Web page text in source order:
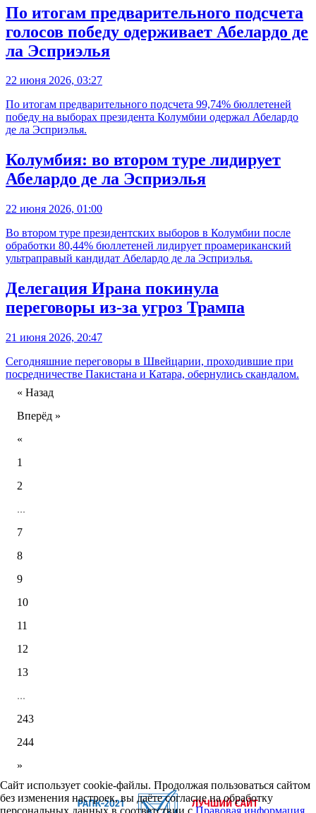
По итогам предварительного подсчета
голосов победу одерживает Абелардо де
ла Эсприэлья
22 июня 2026, 03:27
По итогам предварительного подсчета 99,74% бюллетеней
победу на выборах президента Колумбии одержал Абелардо
де ла Эсприэлья.
Колумбия: во втором туре лидирует
Абелардо де ла Эсприэлья
22 июня 2026, 01:00
Во втором туре президентских выборов в Колумбии после
обработки 80,44% бюллетеней лидирует проамериканский
ультраправый кандидат Абелардо де ла Эсприэлья.
Делегация Ирана покинула
переговоры из-за угроз Трампа
21 июня 2026, 20:47
Сегодняшние переговоры в Швейцарии, проходившие при
посредничестве Пакистана и Катара, обернулись скандалом.
« Назад
Вперёд »
«
1
2
...
7
8
9
10
11
12
13
...
243
244
»
Сайт использует cookie-файлы. Продолжая пользоваться сайтом
без изменения настроек, вы даёте согласие на обработку
персональных данных в соответствии сПравовая информация